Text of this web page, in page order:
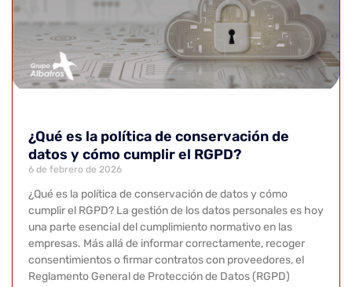
¿Qué es la política de conservación de
datos y cómo cumplir el RGPD?
6 de febrero de 2026
¿Qué es la política de conservación de datos y cómo
cumplir el RGPD? La gestión de los datos personales es hoy
una parte esencial del cumplimiento normativo en las
empresas. Más allá de informar correctamente, recoger
consentimientos o firmar contratos con proveedores, el
Reglamento General de Protección de Datos (RGPD)